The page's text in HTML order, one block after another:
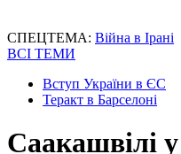
СПЕЦТЕМА: Війна в Ірані
ВСІ ТЕМИ
Вступ України в ЄС
Теракт в Барселоні
Саакашвілі